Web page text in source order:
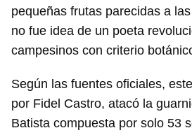
pequeñas frutas parecidas a
no fue idea de un poeta
campesinos con criterio
Según las fuentes oficiales,
por Fidel Castro, atacó la
Batista compuesta por solo 53